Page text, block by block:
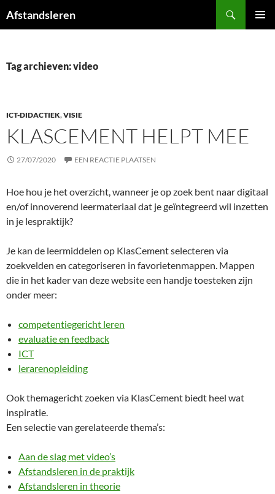
naar
Afstandsleren
Tag archieven: video
ICT-DIDACTIEK,VISIE
KLASCEMENT HELPT MEE
27/07/2020 EEN REACTIE PLAATSEN
Hoe hou je het overzicht, wanneer je op zoek bent naar digitaal
en/of innoverend leermateriaal dat je geïntegreerd wil inzetten
in je lespraktijk?
Je kan de leermiddelen op KlasCement selecteren via
zoekvelden en categoriseren in favorietenmappen. Mappen
die in het kader van deze website een handje toesteken zijn
onder meer:
competentiegericht leren
evaluatie en feedback
ICT
lerarenopleiding
Ook themagericht zoeken via KlasCement biedt heel wat
inspiratie.
Een selectie van gerelateerde thema’s:
Aan de slag met video’s
Afstandsleren in de praktijk
Afstandsleren in theorie